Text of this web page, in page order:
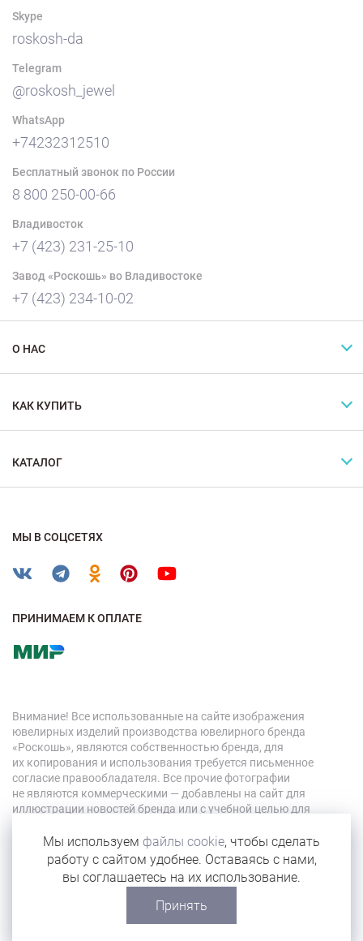
Skype
roskosh-da
Telegram
@roskosh_jewel
WhatsApp
+74232312510
Бесплатный звонок по России
8 800 250-00-66
Владивосток
+7 (423) 231-25-10
Завод «Роскошь» во Владивостоке
+7 (423) 234-10-02
О НАС
КАК КУПИТЬ
КАТАЛОГ
МЫ В СОЦСЕТЯХ
ПРИНИМАЕМ К ОПЛАТЕ
Внимание! Все использованные на сайте изображения
ювелирных изделий производства ювелирного бренда
«Роскошь», являются собственностью бренда, для
их копирования и использования требуется письменное
согласие правообладателя. Все прочие фотографии
не являются коммерческими — добавлены на сайт для
иллюстрации новостей бренда или с учебной целью для
© 2026 «Роскошь»
Мы используем файлы cookie, чтобы сделать
работу с сайтом удобнее. Оставаясь с нами,
вы соглашаетесь на их использование.
Принять